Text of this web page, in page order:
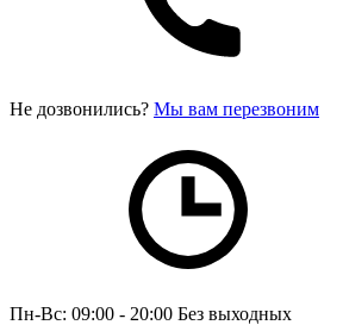
Не дозвонились? Мы вам перезвоним
Пн-Вс: 09:00 - 20:00 Без выходных